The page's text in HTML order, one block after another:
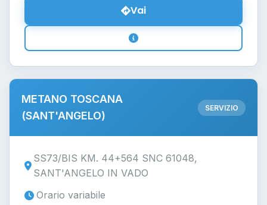
Vai
METANO TOSCANA
(SANT'ANGELO)
SERVIZIO
SS73/BIS KM. 44+564 SNC 61048,
SANT'ANGELO IN VADO
Orario variabile